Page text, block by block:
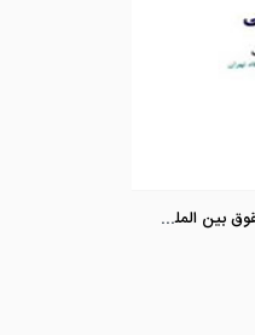
حقوق بین الملل خصوصی از منظر حقوق بین الملل عمومی